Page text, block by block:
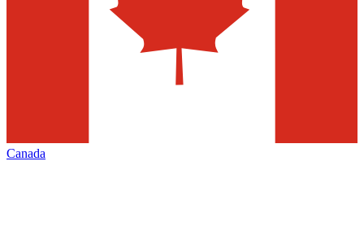
Canada